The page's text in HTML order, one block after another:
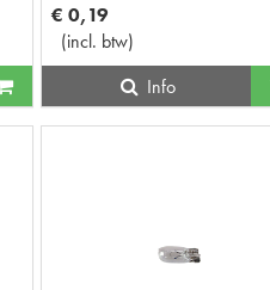
€ 0,19
(incl. btw)
Info